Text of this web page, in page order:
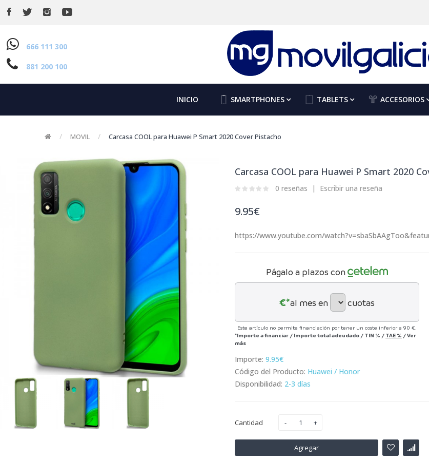
666 111 300
881 200 100
INICIO SMARTPHONES TABLETS ACCESORIOS
MOVIL Carcasa COOL para Huawei P Smart 2020 Cover Pistacho
Carcasa COOL para Huawei P Smart 2020
0 reseñas Escribir una reseña
9.95€
https://www.youtube.com/
Págalo a plazos con
€*al mes en cuotas
Este artículo no permite financiación por tener un coste inferior a 90 €.
*Importe a financiar / Importe total adeudado / TIN % / TAE % /Ver
más
Importe: 9.95€
Código del Producto: Huawei / Honor
Disponibilidad: 2-3 días
Cantidad
Agregar